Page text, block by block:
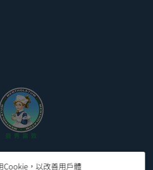
Cookie，以改善用戶體
Kong 曼秀雷敦香港官網